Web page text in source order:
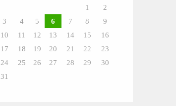
1
2
3
4 5 6 7 8
9
10
11 12 13 14 15
16
17
18 19 20 21 22
23
24
25 26 27 28 29
30
31